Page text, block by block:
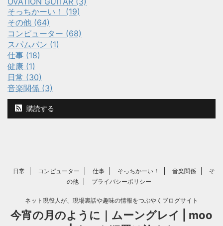
そっちかーい！ (19)
その他 (64)
コンピューター (68)
スパムバン (1)
仕事 (18)
健康 (1)
日常 (30)
音楽関係 (3)
購読する
日常 コンピューター 仕事 そっちかーい！ 音楽関係
そ
の他
プライバシーポリシー
ネット現役人が、現場裏話や趣味の情報をつぶやくブログサイト
今宵の月のように｜ムーングレイ | moo